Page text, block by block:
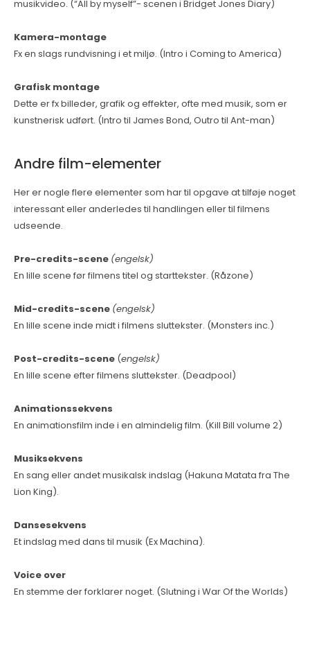
musikvideo. (“All by myself”- scenen i Bridget Jones Diary)
Kamera-montage
Fx en slags rundvisning i et miljø. (Intro i Coming to America)
Grafisk montage
Dette er fx billeder, grafik og effekter, ofte med musik, som er
kunstnerisk udført. (Intro til James Bond, Outro til Ant-man)
Andre film-elementer
Her er nogle flere elementer som har til opgave at tilføje noget
interessant eller anderledes til handlingen eller til filmens
udseende.
Pre-credits-scene (engelsk)
En lille scene før filmens titel og starttekster. (Råzone)
Mid-credits-scene (engelsk)
En lille scene inde midt i filmens sluttekster. (Monsters inc.)
Post-credits-scene (engelsk)
En lille scene efter filmens sluttekster. (Deadpool)
Animationssekvens
En animationsfilm inde i en almindelig film. (Kill Bill volume 2)
Musiksekvens
En sang eller andet musikalsk indslag (Hakuna Matata fra The
Lion King).
Dansesekvens
Et indslag med dans til musik (Ex Machina).
Voice over
En stemme der forklarer noget. (Slutning i War Of the Worlds)